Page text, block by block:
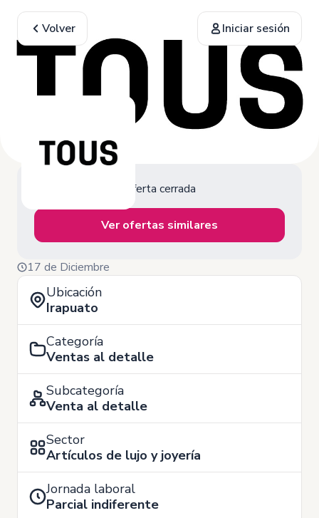
Volver Iniciar sesión
Oferta cerrada
Ver ofertas similares
17 de Diciembre
Ubicación
Irapuato
Categoría
Ventas al detalle
Subcategoría
Venta al detalle
Sector
Artículos de lujo y joyería
Jornada laboral
Parcial indiferente